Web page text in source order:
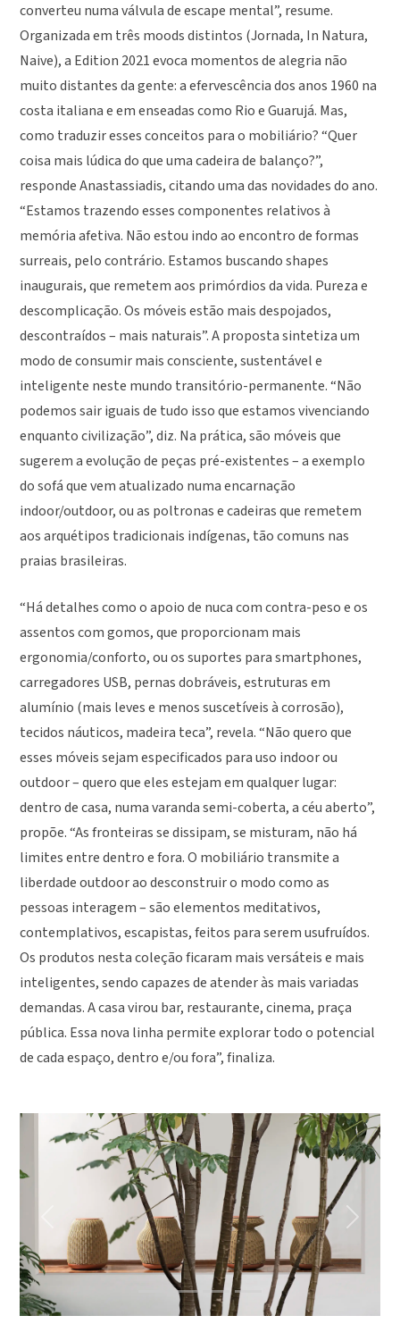
converteu numa válvula de escape mental”, resume.
Organizada em três moods distintos (Jornada, In Natura,
Naive), a Edition 2021 evoca momentos de alegria não
muito distantes da gente: a efervescência dos anos 1960 na
costa italiana e em enseadas como Rio e Guarujá. Mas,
como traduzir esses conceitos para o mobiliário? “Quer
coisa mais lúdica do que uma cadeira de balanço?”,
responde Anastassiadis, citando uma das novidades do ano.
“Estamos trazendo esses componentes relativos à
memória afetiva. Não estou indo ao encontro de formas
surreais, pelo contrário. Estamos buscando shapes
inaugurais, que remetem aos primórdios da vida. Pureza e
descomplicação. Os móveis estão mais despojados,
descontraídos – mais naturais”. A proposta sintetiza um
modo de consumir mais consciente, sustentável e
inteligente neste mundo transitório-permanente. “Não
podemos sair iguais de tudo isso que estamos vivenciando
enquanto civilização”, diz. Na prática, são móveis que
sugerem a evolução de peças pré-existentes – a exemplo
do sofá que vem atualizado numa encarnação
indoor/outdoor, ou as poltronas e cadeiras que remetem
aos arquétipos tradicionais indígenas, tão comuns nas
praias brasileiras.
“Há detalhes como o apoio de nuca com contra-peso e os
assentos com gomos, que proporcionam mais
ergonomia/conforto, ou os suportes para smartphones,
carregadores USB, pernas dobráveis, estruturas em
alumínio (mais leves e menos suscetíveis à corrosão),
tecidos náuticos, madeira teca”, revela. “Não quero que
esses móveis sejam especificados para uso indoor ou
outdoor – quero que eles estejam em qualquer lugar:
dentro de casa, numa varanda semi-coberta, a céu aberto”,
propõe. “As fronteiras se dissipam, se misturam, não há
limites entre dentro e fora. O mobiliário transmite a
liberdade outdoor ao desconstruir o modo como as
pessoas interagem – são elementos meditativos,
contemplativos, escapistas, feitos para serem usufruídos.
Os produtos nesta coleção ficaram mais versáteis e mais
inteligentes, sendo capazes de atender às mais variadas
demandas. A casa virou bar, restaurante, cinema, praça
pública. Essa nova linha permite explorar todo o potencial
de cada espaço, dentro e/ou fora”, finaliza.
Next